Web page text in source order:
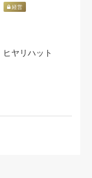
経営
ヒヤリハット